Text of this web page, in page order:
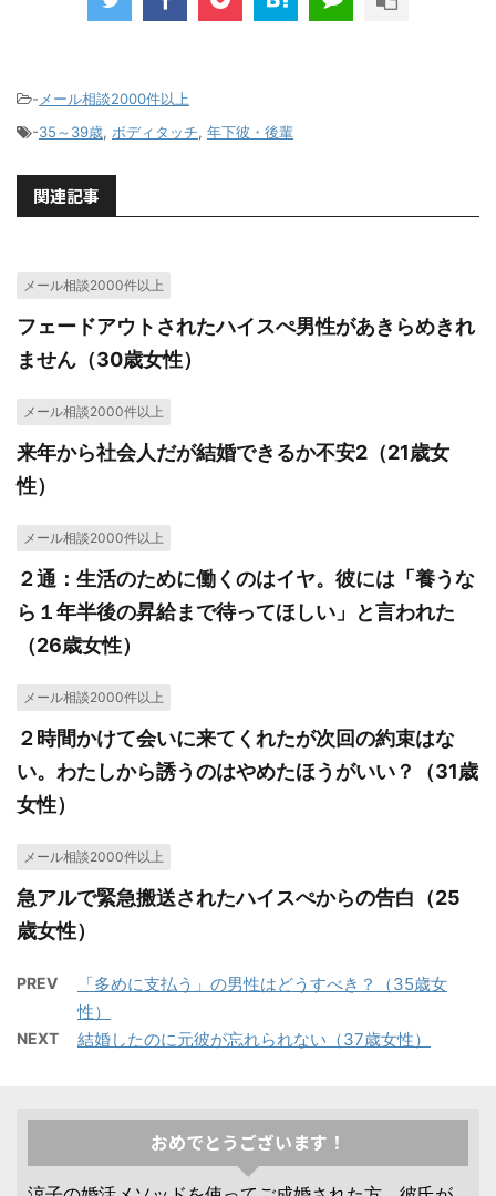
- メール相談2000件以上
-35～39歳, ボディタッチ, 年下彼・後輩
関連記事
メール相談2000件以上
フェードアウトされたハイスぺ男性があきらめきれ
ません（30歳女性）
メール相談2000件以上
来年から社会人だが結婚できるか不安2（21歳女
性）
メール相談2000件以上
２通：生活のために働くのはイヤ。彼には「養うな
ら１年半後の昇給まで待ってほしい」と言われた
（26歳女性）
メール相談2000件以上
２時間かけて会いに来てくれたが次回の約束はな
い。わたしから誘うのはやめたほうがいい？（31歳
女性）
メール相談2000件以上
急アルで緊急搬送されたハイスぺからの告白（25
歳女性）
PREV
「多めに支払う」の男性はどうすべき？（35歳女
性）
NEXT 結婚したのに元彼が忘れられない（37歳女性）
おめでとうございます！